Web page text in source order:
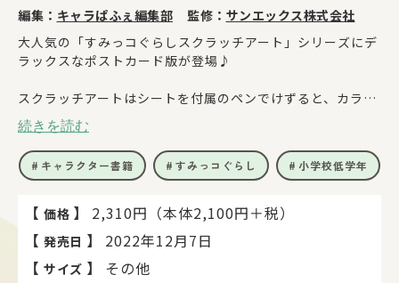
編集： キャラぱふぇ編集部 監修： サンエックス株式会社
大人気の「すみっコぐらしスクラッチアート」シリーズにデ
ラックスなポストカード版が登場♪
スクラッチアートはシートを付属のペンでけずると、カラフ
ルなすみっコのイラストが出ててくる楽しいおえかき！
今回はシートもふうとうもた～っぷり入った大容量の超スペ
シャル版だよ！
けずったシートをかわいくかざったり、メッセージを書いて
楽しみ方もいろいろ♪
続きを読む
キャラクター書籍 すみっコぐらし 小学校低学年
【 価格 】
2,310円（本体2,100円＋税）
【 発売日 】
2022年12月7日
【 サイズ 】
その他